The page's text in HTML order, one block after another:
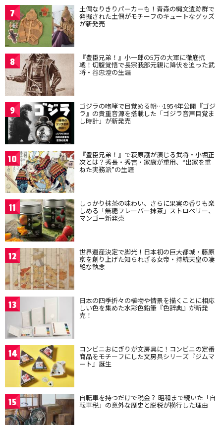
7 土偶なりきりパーカーも！青森の縄文遺跡群で
発掘された土偶がモチーフのキュートなグッズ
が新発売
8 『豊臣兄弟！』小一郎の5万の大軍に徹底抗
戦！切腹覚悟で長宗我部元親に降伏を迫った武
将・谷忠澄の生涯
9 ゴジラの咆哮で目覚める朝…1954年公開『ゴジ
ラ』の貴重音源を搭載した「ゴジラ音声目覚ま
し時計」が新発売
10 『豊臣兄弟！』で萩原護が演じる武将・小堀正
次とは？秀長・秀吉・家康が重用、“出家を重
ねた実務派”の生涯
11 しっかり抹茶の味わい、さらに果実の香りも楽
しめる「無糖フレーバー抹茶」ストロベリー、
マンゴー新発売
12 世界遺産決定で脚光！日本初の巨大都城・藤原
京を創り上げた知られざる女帝・持統天皇の凄
絶な執念
13 日本の四季折々の植物や情景を描くことに相応
しい色を集めた水彩色鉛筆『色辞典』が新発
売！
14 コンビニおにぎりが文房具に！コンビニの定番
商品をモチーフにした文房具シリーズ『ジムマ
ート』誕生
15 自転車を持つだけで税金？ 昭和まで続いた「自
転車税」の意外な歴史と脱税が横行した理由